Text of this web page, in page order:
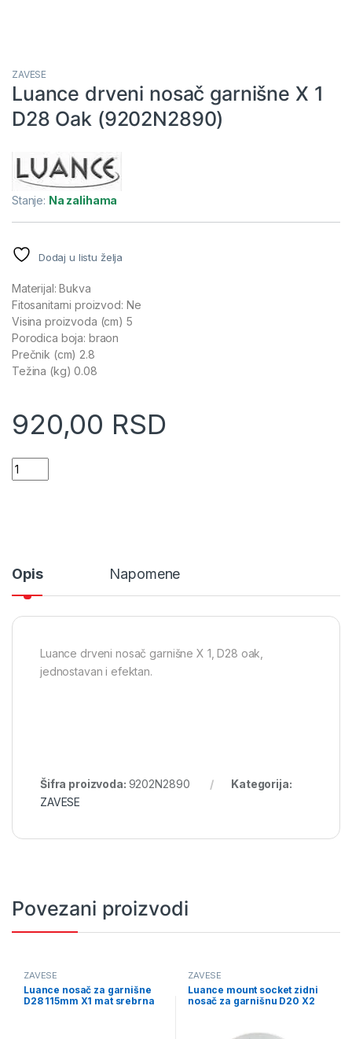
ZAVESE
Luance drveni nosač garnišne X 1
D28 Oak (9202N2890)
Stanje: Na zalihama
Dodaj u listu želja
Materijal: Bukva
Fitosanitarni proizvod: Ne
Visina proizvoda (cm) 5
Porodica boja: braon
Prečnik (cm) 2.8
Težina (kg) 0.08
920,00 RSD
Luance drveni nosač garnišne X 1 D28 Oak (9202N2890)
Opis Napomene
Luance drveni nosač garnišne X 1, D28 oak,
jednostavan i efektan.
Šifra proizvoda: 9202N2890
Kategorija:
ZAVESE
Povezani proizvodi
ZAVESE
Luance nosač za garnišne
D28 115mm X1 mat srebrna
ZAVESE
Luance mount socket zidni
nosač za garnišnu D20 X2